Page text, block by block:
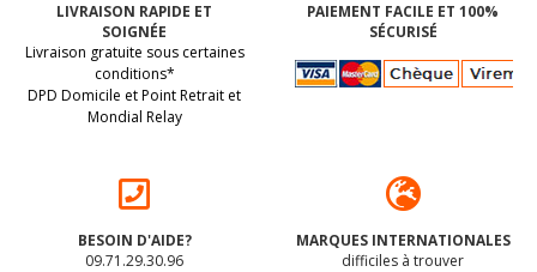
LIVRAISON RAPIDE ET
SOIGNÉE
Livraison gratuite sous certaines
conditions*
DPD Domicile et Point Retrait et
Mondial Relay
PAIEMENT FACILE ET 100%
SÉCURISÉ
BESOIN D'AIDE?
09.71.29.30.96
MARQUES INTERNATIONALES
difficiles à trouver